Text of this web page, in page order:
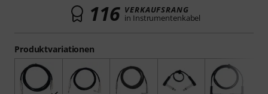
Produktvariationen
116 VERKAUFSRANG
in Instrumentenkabel